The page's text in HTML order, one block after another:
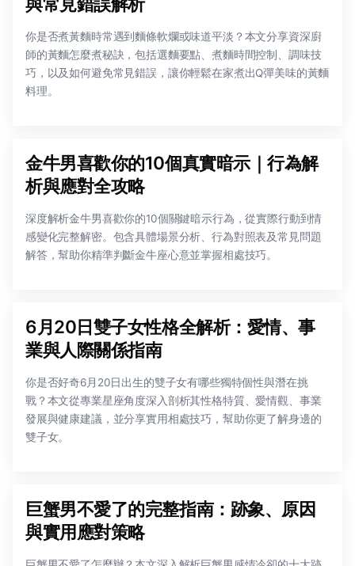
你是否煮黃麵時常遇到麵條軟爛或味道平淡？本文分享資深廚
師的黃麵怎麼煮秘訣，包括選麵要點、煮麵時間控制、調味技
巧，以及如何避免常見錯誤，讓你輕鬆在家煮出Q彈美味的黃麵
料理。
金牛男喜歡你的10個真實暗示｜行為解
析與應對全攻略
深度解析金牛男喜歡你的10個關鍵暗示行為，從實際行動到情
感變化完整解密。包含具體場景分析、行為對照表及常見問題
解答，幫助你精準判斷金牛座心意並掌握相處技巧。
6月20日雙子女性格全解析：愛情、事
業與人際關係指南
你是否好奇6月20日出生的雙子女有哪些獨特個性與潛在挑
戰？本文從專業星座角度深入剖析其性格特質、愛情觀、事業
發展與健康建議，並分享實用相處技巧，幫助你更了解身邊的
雙子女。
巨蟹男不愛了的完整指南：跡象、原因
與實用應對策略